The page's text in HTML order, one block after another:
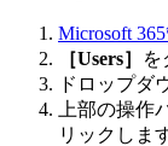
Microsoft
［Users］
を
ドロップダ
上部の操作
リックしま